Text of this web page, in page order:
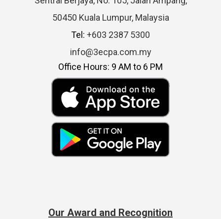
50450 Kuala Lumpur, Malaysia
Tel: +603 2387 5300
info@3ecpa.com.my
Office Hours: 9 AM to 6 PM
Our Award and Recognition